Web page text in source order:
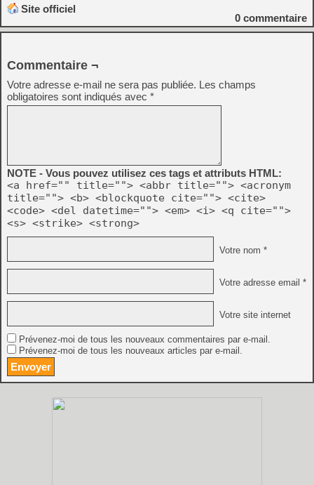
Site officiel
0 commentaire
Commentaire ¬
Votre adresse e-mail ne sera pas publiée. Les champs
obligatoires sont indiqués avec *
NOTE - Vous pouvez utilisez ces tags et attributs HTML:
<a href="" title=""> <abbr title=""> <acronym
title=""> <b> <blockquote cite=""> <cite>
<code> <del datetime=""> <em> <i> <q cite="">
<s> <strike> <strong>
Votre nom *
Votre adresse email *
Votre site internet
Prévenez-moi de tous les nouveaux commentaires par e-mail.
Prévenez-moi de tous les nouveaux articles par e-mail.